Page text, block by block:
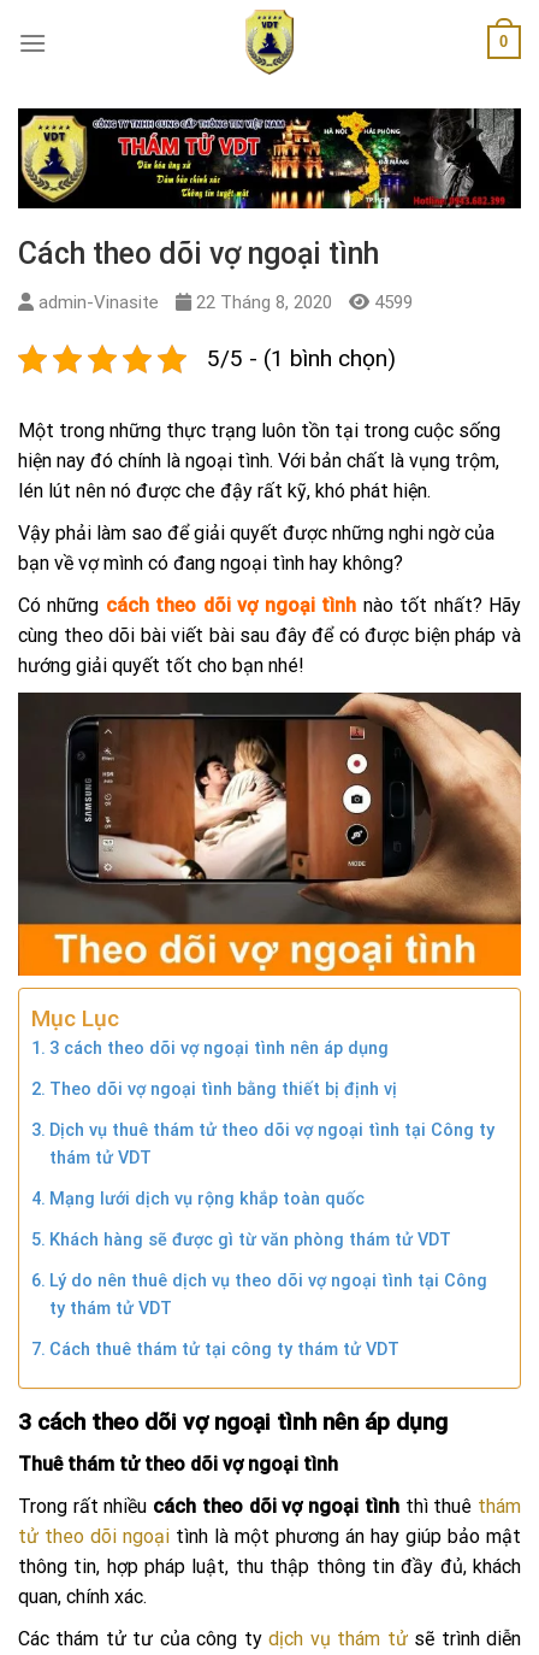
0
Cách theo dõi vợ ngoại tình
admin-Vinasite 22 Tháng 8, 2020 4599
5/5 - (1 bình chọn)
Một trong những thực trạng luôn tồn tại trong cuộc sống
hiện nay đó chính là ngoại tình. Với bản chất là vụng trộm,
lén lút nên nó được che đậy rất kỹ, khó phát hiện.
Vậy phải làm sao để giải quyết được những nghi ngờ của
bạn về vợ mình có đang ngoại tình hay không?
Có những cách theo dõi vợ ngoại tình nào tốt nhất? Hãy
cùng theo dõi bài viết bài sau đây để có được biện pháp và
hướng giải quyết tốt cho bạn nhé!
Mục Lục
3 cách theo dõi vợ ngoại tình nên áp dụng
Theo dõi vợ ngoại tình bằng thiết bị định vị
Dịch vụ thuê thám tử theo dõi vợ ngoại tình tại Công ty
thám tử VDT
Mạng lưới dịch vụ rộng khắp toàn quốc
Khách hàng sẽ được gì từ văn phòng thám tử VDT
Lý do nên thuê dịch vụ theo dõi vợ ngoại tình tại Công
ty thám tử VDT
Cách thuê thám tử tại công ty thám tử VDT
3 cách theo dõi vợ ngoại tình nên áp dụng
Thuê thám tử theo dõi vợ ngoại tình
Trong rất nhiều cách theo dõi vợ ngoại tìnhthì thuê thám
tử theo dõi ngoại tình là một phương án hay giúp bảo mật
thông tin, hợp pháp luật, thu thập thông tin đầy đủ, khách
quan, chính xác.
Các thám tử tư của công tydịch vụ thám tửsẽ trình diễn